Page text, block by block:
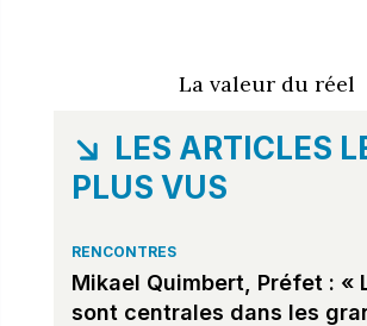
La valeur du réel
LES ARTICLES
PLUS VUS
RENCONTRES
Mikael Quimbert, Préfet : «
sont centrales dans les